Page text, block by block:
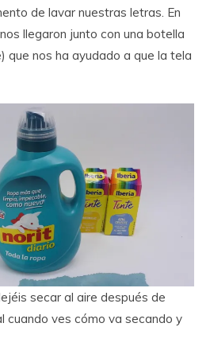
de lavar nuestras letras. En
llegaron junto con una botella
que nos ha ayudado a que la tela
secar al aire después de
cuando ves cómo va secando y